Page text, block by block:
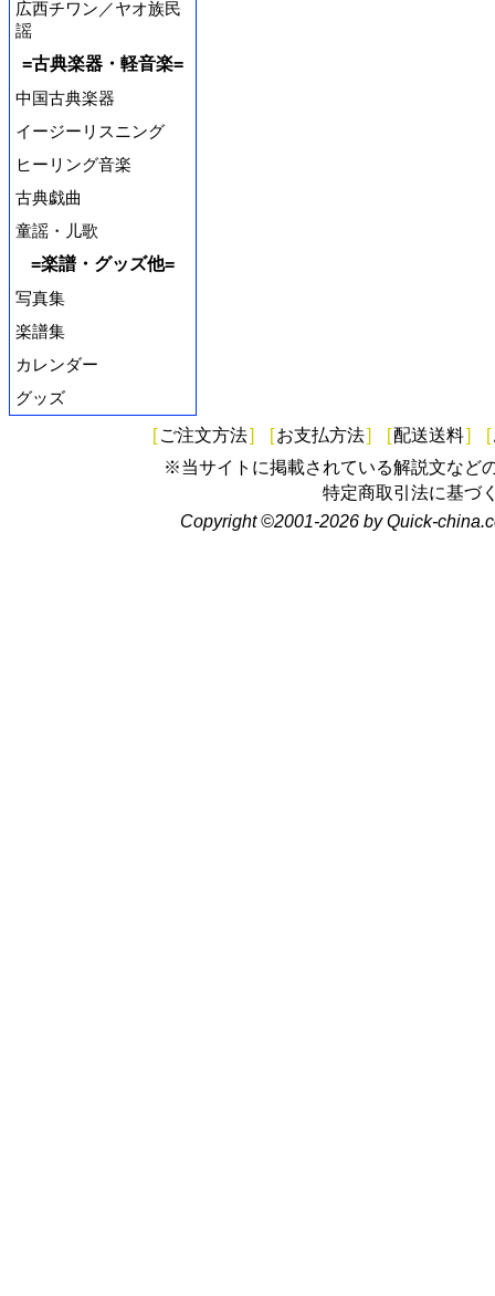
広西チワン／ヤオ族民
謡
=古典楽器・軽音楽=
中国古典楽器
イージーリスニング
ヒーリング音楽
古典戯曲
童謡・儿歌
=楽譜・グッズ他=
写真集
楽譜集
カレンダー
グッズ
[ ご注文方法] [お支払方法] [配送送料] [
※当サイトに掲載されている解説文など
特定商取引法に基づ
Copyright ©2001-2026 by Quick-